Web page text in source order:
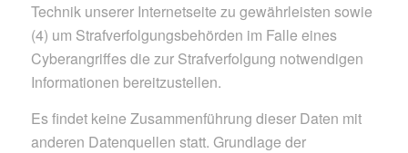
Technik unserer Internetseite zu gewährleisten sowie
(4) um Strafverfolgungsbehörden im Falle eines
Cyberangriffes die zur Strafverfolgung notwendigen
Informationen bereitzustellen.
Es findet keine Zusammenführung dieser Daten mit
anderen Datenquellen statt. Grundlage der